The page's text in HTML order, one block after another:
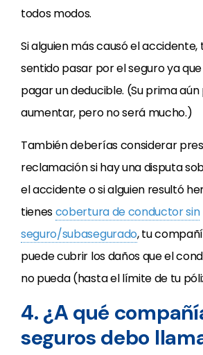
todos modos.
Si alguien más causó el accidente,
sentido pasar por el seguro ya
pagar un deducible. (Su prima
aumentar, pero no será mucho.)
También deberías considerar
reclamación si hay una disputa
el accidente o si alguien resultó
tienescobertura de conductor sin
seguro/subasegurado, tu
puede cubrir los daños que el
no pueda (hasta el límite de tu
4. ¿A qué
seguros debo